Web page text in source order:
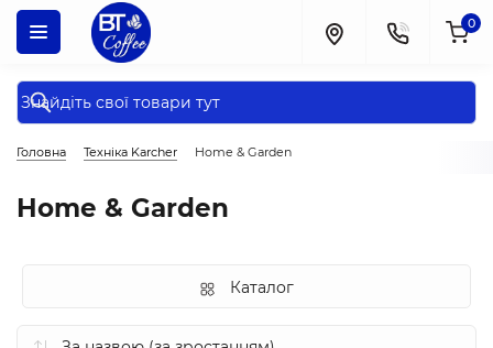
0
Головна Техніка Karcher Home & Garden
Home & Garden
Каталог